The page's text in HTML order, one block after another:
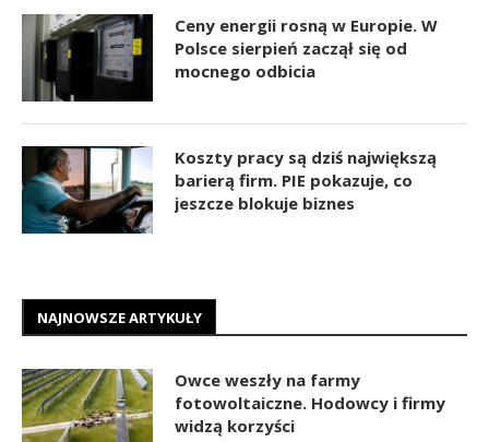
Ceny energii rosną w Europie. W
Polsce sierpień zaczął się od
mocnego odbicia
Koszty pracy są dziś największą
barierą firm. PIE pokazuje, co
jeszcze blokuje biznes
NAJNOWSZE ARTYKUŁY
Owce weszły na farmy
fotowoltaiczne. Hodowcy i firmy
widzą korzyści